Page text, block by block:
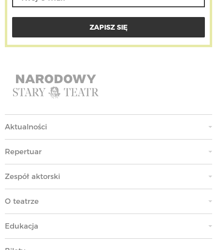
Aktualności
Repertuar
Zespół aktorski
O teatrze
Edukacja